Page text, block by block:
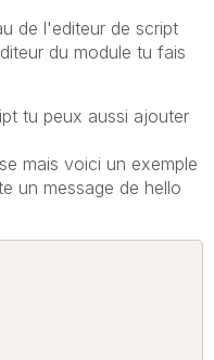
de l'editeur de script
du module tu fais
tu peux aussi ajouter
mais voici un exemple
un message de hello